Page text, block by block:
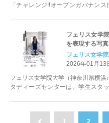
「チャレンジ!!オープンガバナン
フェリス女学
を表現する写
フェリス女学
2026年01月13
フェリス女学院大学（神奈川県横
タディーズセンターは、学生スタ
1 2